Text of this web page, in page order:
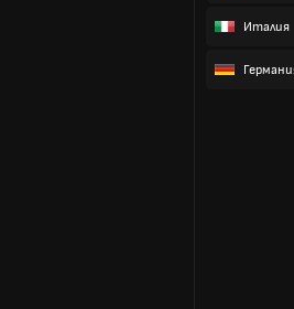
Италия